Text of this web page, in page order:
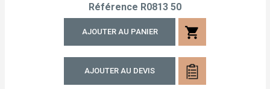
Référence R0813 50
AJOUTER AU PANIER shopping_cart
AJOUTER AU DEVIS